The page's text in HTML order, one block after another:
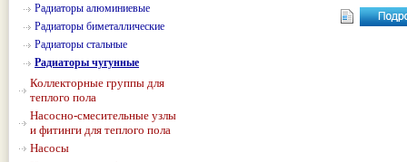
Радиаторы алюминиевые
Радиаторы биметаллические
Радиаторы стальные
Радиаторы чугунные
Коллекторные группы для
теплого пола
Насосно-смесительные узлы
и фитинги для теплого пола
Насосы